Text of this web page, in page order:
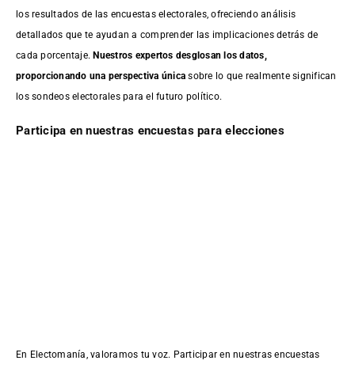
los resultados de las encuestas electorales, ofreciendo análisis
detallados que te ayudan a comprender las implicaciones detrás de
cada porcentaje.Nuestros expertos desglosan los datos,
proporcionando una perspectiva única sobre lo que realmente significan
los sondeos electorales para el futuro político.
Participa en nuestras encuestas para elecciones
En Electomanía, valoramos tu voz. Participar en nuestras encuestas